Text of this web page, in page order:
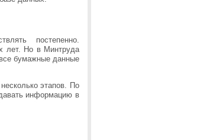
постепенно.
лет. Но в Минтруда
бумажные данные
этапов. По
информацию в